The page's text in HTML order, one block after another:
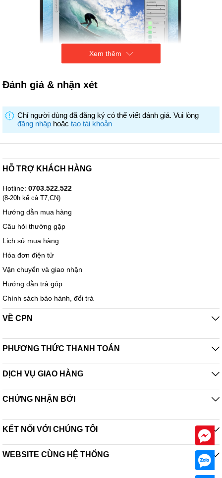
CPU: Intel® Core™ 7 150U (1.8 GHz - 5.4 GHz/ 12MB/ 10 nhân, 12
luồng)
RAM: 2 x 8GB 5200MHz DDR5
Ổ cứng: 1TB SSD M.2 NVMe
Màn hình: 14" WUXGA (1920 x 1200) WVA, 60Hz, Màn hình chống
lóa, 250 nits, ComfyView, 45% NTSC
Khác: Bàn phím thường, HD webcam, Dolby Atmos, Non-EVO
Xem thêm
Đánh giá & nhận xét
Chỉ người dùng đã đăng ký có thể viết đánh giá. Vui lòng
đăng nhập hoặc tạo tài khoản
HỖ TRỢ KHÁCH HÀNG
Hotline: 0703.522.522
(8-20h kể cả T7,CN)
Hướng dẫn mua hàng
Câu hỏi thường gặp
Lịch sử mua hàng
Hóa đơn điện tử
Vận chuyển và giao nhận
Hướng dẫn trả góp
Chính sách bảo hành, đổi trả
VỀ CPN
PHƯƠNG THỨC THANH TOÁN
DỊCH VỤ GIAO HÀNG
CHỨNG NHẬN BỞI
KẾT NỐI VỚI CHÚNG TÔI
WEBSITE CÙNG HỆ THỐNG